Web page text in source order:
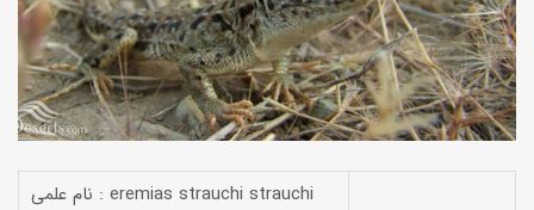
نام علمی : eremias strauchi strauchi